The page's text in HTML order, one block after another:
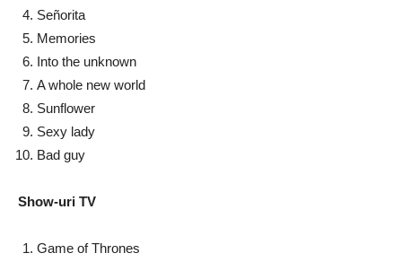
Señorita
Memories
Into the unknown
A whole new world
Sunflower
Sexy lady
Bad guy
Show-uri TV
Game of Thrones